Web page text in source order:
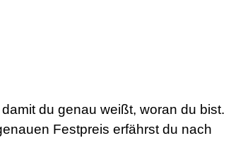
du genau weißt, woran du bist.
Festpreis erfährst du nach